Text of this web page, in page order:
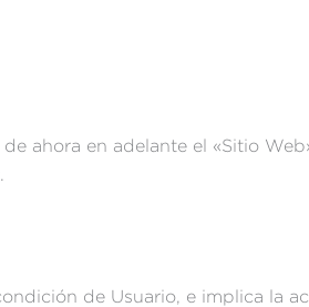
ahora en adelante el «Sitio
de Usuario, e implica la